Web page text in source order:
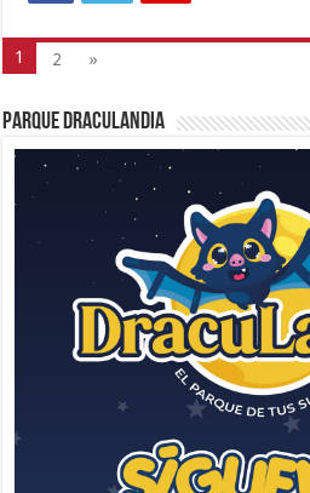
1 2 »
Parque Draculandia